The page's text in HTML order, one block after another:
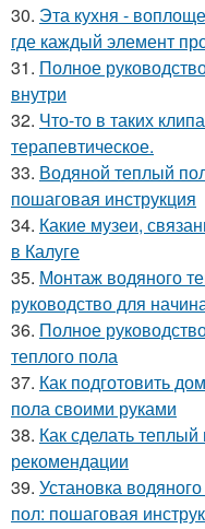
30. Эта кухня -
где каждый элемент
31. Полное
внутри
32. Что-то в таких
терапевтическое.
33. Водяной теплый
пошаговая инструкция
34. Какие музеи,
в Калуге
35. Монтаж водяного
руководство для
36. Полное
теплого пола
37. Как подготовить
пола своими руками
38. Как сделать
рекомендации
39. Установка
пол: пошаговая